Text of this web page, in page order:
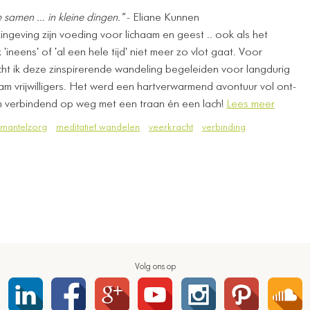
samen ... in kleine dingen."- Eliane Kunnen
zijn voeding voor lichaam en geest .. ook als het
'ineens' of 'al een hele tijd' niet meer zo vlot gaat. Voor
ik deze zinspirerende wandeling begeleiden voor langdurig
vrijwilligers. Het werd een hartverwarmend avontuur vol ont-
verbindend op weg met een traan én een lach! Lees meer
mantelzorg meditatief wandelen veerkracht verbinding
Volg ons op